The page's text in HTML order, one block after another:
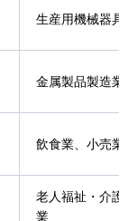
生産用機械器具
金属製品製造業
飲食業、小売業
老人福祉・介
業